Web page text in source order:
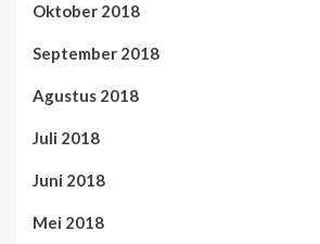
Oktober 2018
September 2018
Agustus 2018
Juli 2018
Juni 2018
Mei 2018